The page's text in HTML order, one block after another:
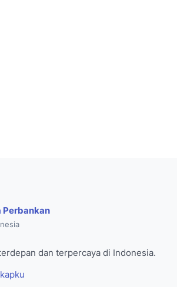
Perbankan
dan terpercaya di Indonesia.